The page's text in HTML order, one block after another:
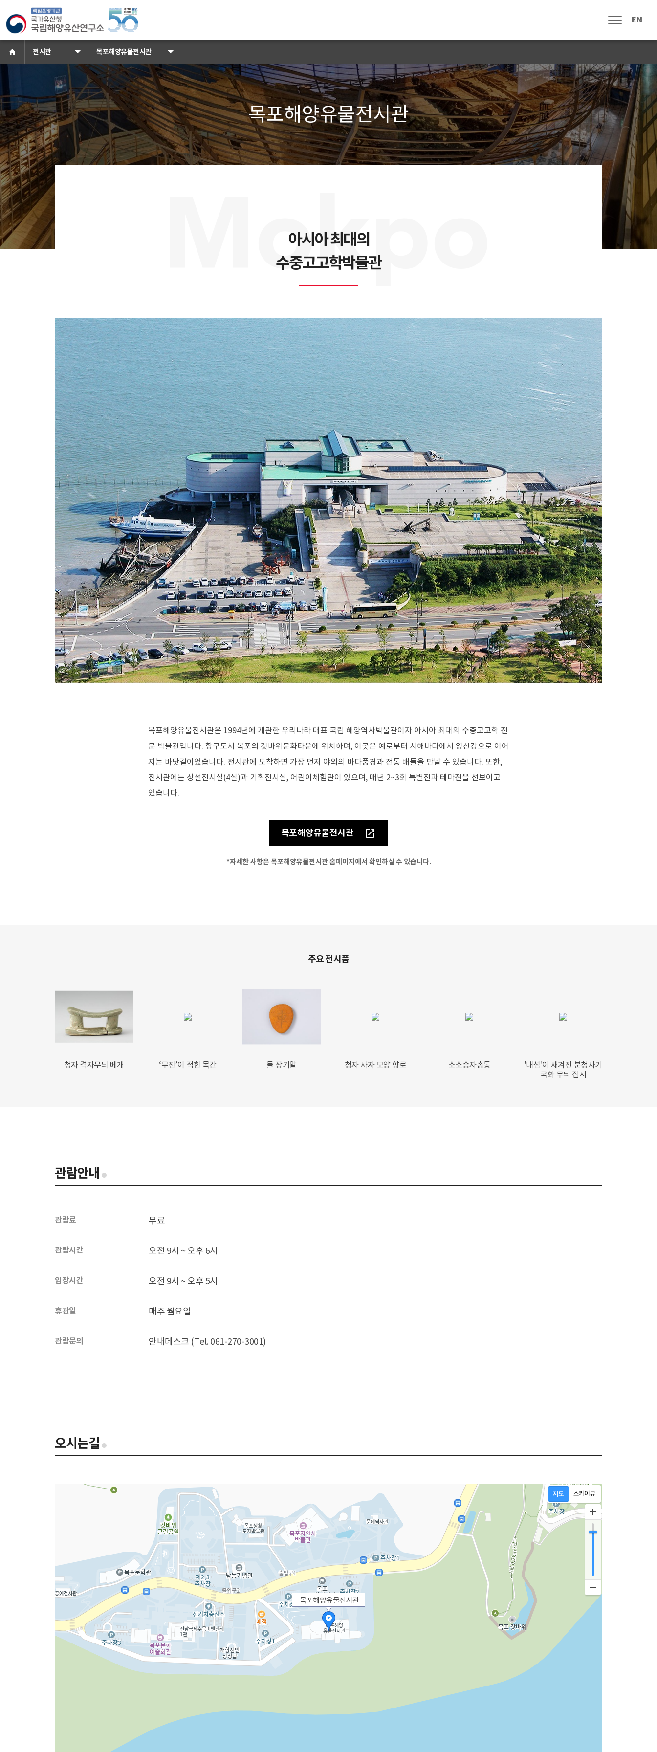
국가유산청 국립해양유산연구소 로고
메뉴열림 EN
소식 · 참여 공지사항 보도자료 채용공고 입찰공고 해풍지 수중유산 신고 국민신문고
전자민원 참여안내
자주하는 질문
수중유산 조사
수중유산 보존
전통 선박
고객 게시판
ESG 추진전략
조직 운영시설
수중고고학
발굴
탐사
수중조사 선박·장비
수중유산 보존과학
난파선 보존
유기물 보존
금속유물 보존
도자기 보존
수중유산 보존환경
난파선 연구
전통선박 연구
전통선박 활용
섬문화 조사 연구
수군진 조사 연구
조운문화유적 조사 연구
해양실크로드 조사 연구
안내
온라인 투고
전시관 목포해양유물전시관 태안해양유물전시관
행사/교육 일정 학술행사 문화행사 목포해양유물전시관 교육 태안해양유물전시관 교육
자료마당 소장품
수중유산 50선
소장품 추천
소장품 검색
열람과 복제
문화유산 기증
출판물
학술보고서
학술지 “해양유산연구”
학술행사 자료집
전시도록
교육자료집
연보
기타
자료실 소장도서
해양유산 디자인 조사연구 영상 우리배 용어사전 전자도서관 고려도기 DB
유적
도기
전자도면
자료집
해양유산 갤러리
정보공개 정보공개제도와 신청
제도안내
공공데이터 개방
제도안내
행정정보 공개
주요업무계획
모바일 관리 개인정보처리방침 저작권정책 읽기전용프로그램 안내
전시관 목포해양유물전시관
목포해양유물전시관 배경이미지
목포해양유물전시관
아시아 최대의
수중고고학박물관
목포해양유물전시관은 1994년에 개관한 우리나라 대표 국립 해양역사박물관이자 아시아 최대의 수중고고학 전
문 박물관입니다. 항구도시 목포의 갓바위문화타운에 위치하며, 이곳은 예로부터 서해바다에서 영산강으로 이어
지는 바닷길이었습니다. 전시관에 도착하면 가장 먼저 야외의 바다풍경과 전통 배들을 만날 수 있습니다. 또한,
전시관에는 상설전시실(4실)과 기획전시실, 어린이체험관이 있으며, 매년 2~3회 특별전과 테마전을 선보이고
있습니다.
목포해양유물전시관
*자세한 사항은 목포해양유물전시관 홈페이지에서 확인하실 수 있습니다.
주요 전시품
청자 격자무늬 베개 ‘무진’이 적힌 목간 돌 장기알 청자 사자 모양 향로 소소승자총통
'내섬'이 새겨진 분청사기
국화 무늬 접시
관람안내
관람료 무료
관람시간 오전 9시 ~ 오후 6시
입장시간 오전 9시 ~ 오후 5시
휴관일 매주 월요일
관람문의 안내데스크 (Tel. 061-270-3001)
오시는길
목포해양유물전시관